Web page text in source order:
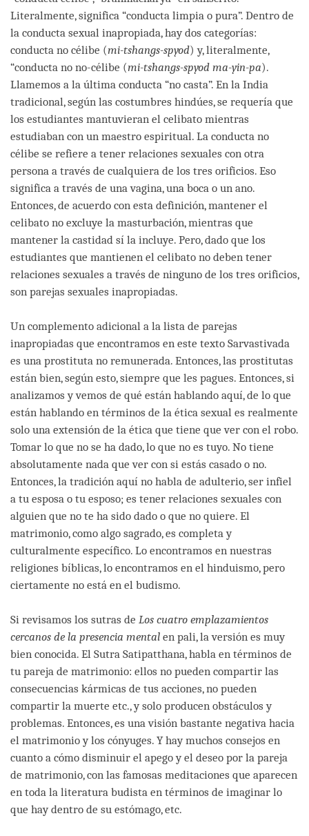
Literalmente, significa “conducta limpia o pura”. Dentro de
la conducta sexual inapropiada, hay dos categorías:
conducta no célibe (mi-tshangs-spyod) y, literalmente,
“conducta no no-célibe (mi-tshangs-spyod ma-yin-pa).
Llamemos a la última conducta “no casta”. En la India
tradicional, según las costumbres hindúes, se requería que
los estudiantes mantuvieran el celibato mientras
estudiaban con un maestro espiritual. La conducta no
célibe se refiere a tener relaciones sexuales con otra
persona a través de cualquiera de los tres orificios. Eso
significa a través de una vagina, una boca o un ano.
Entonces, de acuerdo con esta definición, mantener el
celibato no excluye la masturbación, mientras que
mantener la castidad sí la incluye. Pero, dado que los
estudiantes que mantienen el celibato no deben tener
relaciones sexuales a través de ninguno de los tres orificios,
son parejas sexuales inapropiadas.
Un complemento adicional a la lista de parejas
inapropiadas que encontramos en este texto Sarvastivada
es una prostituta no remunerada. Entonces, las prostitutas
están bien, según esto, siempre que les pagues. Entonces, si
analizamos y vemos de qué están hablando aquí, de lo que
están hablando en términos de la ética sexual es realmente
solo una extensión de la ética que tiene que ver con el robo.
Tomar lo que no se ha dado, lo que no es tuyo. No tiene
absolutamente nada que ver con si estás casado o no.
Entonces, la tradición aquí no habla de adulterio, ser infiel
a tu esposa o tu esposo; es tener relaciones sexuales con
alguien que no te ha sido dado o que no quiere. El
matrimonio, como algo sagrado, es completa y
culturalmente específico. Lo encontramos en nuestras
religiones bíblicas, lo encontramos en el hinduismo, pero
ciertamente no está en el budismo.
Si revisamos los sutras de Los cuatro emplazamientos
cercanos de la presencia mental en pali, la versión es muy
bien conocida. El Sutra Satipatthana, habla en términos de
tu pareja de matrimonio: ellos no pueden compartir las
consecuencias kármicas de tus acciones, no pueden
compartir la muerte etc., y solo producen obstáculos y
problemas. Entonces, es una visión bastante negativa hacia
el matrimonio y los cónyuges. Y hay muchos consejos en
cuanto a cómo disminuir el apego y el deseo por la pareja
de matrimonio, con las famosas meditaciones que aparecen
en toda la literatura budista en términos de imaginar lo
que hay dentro de su estómago, etc.